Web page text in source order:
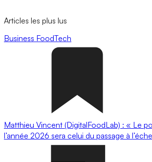
Articles les plus lus
Business FoodTech
Matthieu Vincent (DigitalFoodLab) : « Le
l’année 2026 sera celui du passage à